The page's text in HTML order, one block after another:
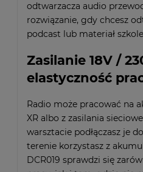
odtwarzacza audio
rozwiązanie, gdy chcesz
podcast lub materiał
Zasilanie 18V /
elastyczność
Radio może pracować na
XR albo z zasilania
warsztacie podłączasz je
terenie korzystasz z
DCR019 sprawdzi się